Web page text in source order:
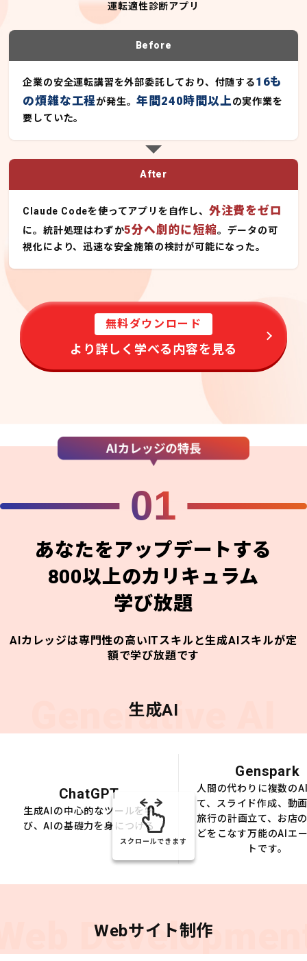
運転適性診断アプリ
Before
企業の安全運転講習を外部委託しており、付随する16も
の煩雑な工程が発生。年間240時間以上の実作業を
要していた。
After
Claude Codeを使ってアプリを自作し、 外注費をゼロ
に。統計処理はわずか5分へ劇的に短縮。データの可
視化により、迅速な安全施策の検討が可能になった。
無料ダウンロード
より詳しく学べる内容を見る
01
あなたをアップデートする
800以上のカリキュラム
学び放題
AIカレッジは専門性の高いITスキルと生成AIスキルが定
額で学び放題です
Generative AI
生成AI
ChatGPT
生成AIの中心的なツールを学
び、AIの基礎力を身につける
Genspark
人間の代わりに複数の
て、スライド作成、動
旅行の計画立て、お店
どをこなす万能のAIエ
トです。
スクロールできます
Webサイト制作